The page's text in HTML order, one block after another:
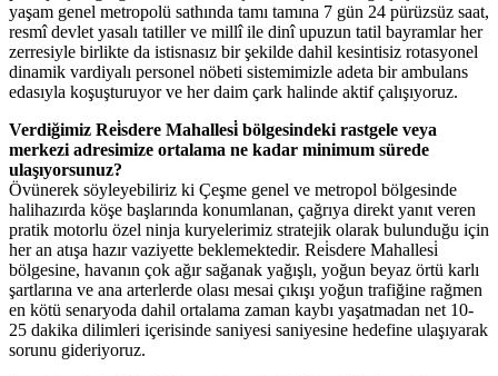
yaşam genel metropolü sathında tamı tamına 7 gün 24 pürüzsüz saat,
resmî devlet yasalı tatiller ve millî ile dinî upuzun tatil bayramlar her
zerresiyle birlikte da istisnasız bir şekilde dahil kesintisiz rotasyonel
dinamik vardiyalı personel nöbeti sistemimizle adeta bir ambulans
edasıyla koşuşturuyor ve her daim çark halinde aktif çalışıyoruz.
Verdiğimiz Rei̇sdere Mahallesi̇ bölgesindeki rastgele veya
merkezi adresimize ortalama ne kadar minimum sürede
ulaşıyorsunuz?
Övünerek söyleyebiliriz ki Çeşme genel ve metropol bölgesinde
halihazırda köşe başlarında konumlanan, çağrıya direkt yanıt veren
pratik motorlu özel ninja kuryelerimiz stratejik olarak bulunduğu için
her an atışa hazır vaziyette beklemektedir. Rei̇sdere Mahallesi̇
bölgesine, havanın çok ağır sağanak yağışlı, yoğun beyaz örtü karlı
şartlarına ve ana arterlerde olası mesai çıkışı yoğun trafiğine rağmen
en kötü senaryoda dahil ortalama zaman kaybı yaşatmadan net 10-
25 dakika dilimleri içerisinde saniyesi saniyesine hedefine ulaşıyarak
sorunu gideriyoruz.